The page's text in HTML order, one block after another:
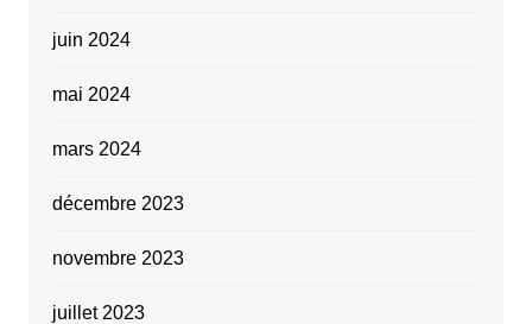
juin 2024
mai 2024
mars 2024
décembre 2023
novembre 2023
juillet 2023